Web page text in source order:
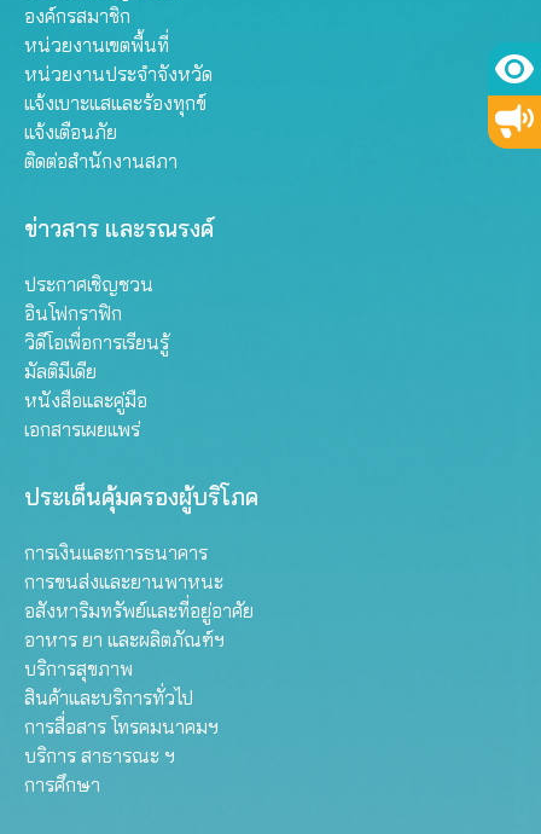
องค์กรสมาชิก
หน่วยงานเขตพื้นที่
หน่วยงานประจำจังหวัด
แจ้งเบาะแสและร้องทุกข์
แจ้งเตือนภัย
ติดต่อสำนักงานสภา
ข่าวสาร และรณรงค์
ประกาศเชิญชวน
อินโฟกราฟิก
วิดีโอเพื่อการเรียนรู้
มัลติมีเดีย
หนังสือและคู่มือ
เอกสารเผยแพร่
ประเด็นคุ้มครองผู้บริโภค
การเงินและการธนาคาร
การขนส่งและยานพาหนะ
อสังหาริมทรัพย์และที่อยู่อาศัย
อาหาร ยา และผลิตภัณฑ์ฯ
บริการสุขภาพ
สินค้าและบริการทั่วไป
การสื่อสาร โทรคมนาคมฯ
บริการ สาธารณะ ฯ
การศึกษา